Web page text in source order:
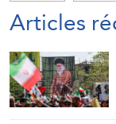
Articles